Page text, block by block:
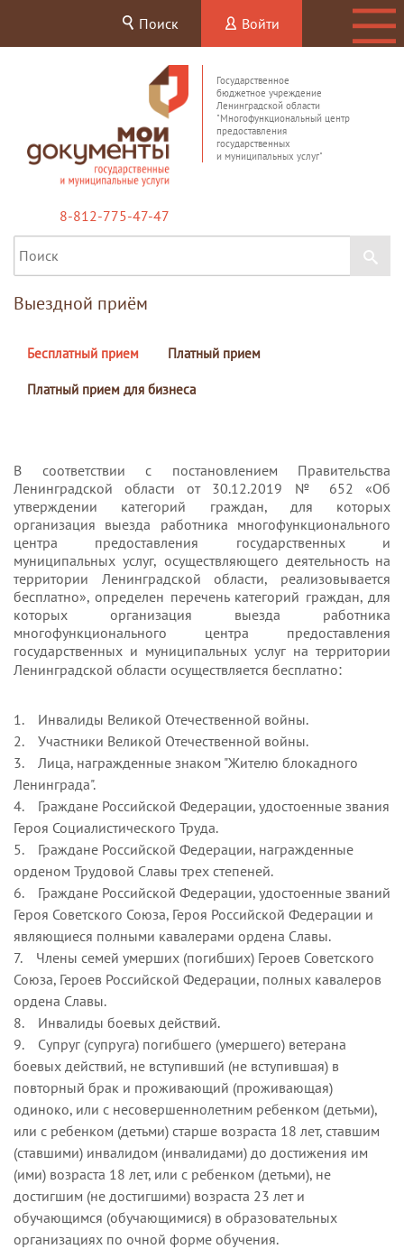
Поиск Войти
Государственное
бюджетное учреждение
Ленинградской области
"Многофункциональный центр
предоставления
государственных
и муниципальных услуг"
8-812-775-47-47
Выездной приём
Бесплатный прием Платный прием
Платный прием для бизнеса
В соответствии с постановлением Правительства
Ленинградской области от 30.12.2019 № 652 «Об
утверждении категорий граждан, для которых
организация выезда работника многофункционального
центра предоставления государственных и
муниципальных услуг, осуществляющего деятельность на
территории Ленинградской области, реализовывается
бесплатно», определен перечень категорий граждан, для
которых организация выезда работника
многофункционального центра предоставления
государственных и муниципальных услуг на территории
Ленинградской области осуществляется бесплатно:
1. Инвалиды Великой Отечественной войны.
2. Участники Великой Отечественной войны.
3. Лица, награжденные знаком "Жителю блокадного
Ленинграда".
4. Граждане Российской Федерации, удостоенные звания
Героя Социалистического Труда.
5. Граждане Российской Федерации, награжденные
орденом Трудовой Славы трех степеней.
6. Граждане Российской Федерации, удостоенные званий
Героя Советского Союза, Героя Российской Федерации и
являющиеся полными кавалерами ордена Славы.
7. Члены семей умерших (погибших) Героев Советского
Союза, Героев Российской Федерации, полных кавалеров
ордена Славы.
8. Инвалиды боевых действий.
9. Супруг (супруга) погибшего (умершего) ветерана
боевых действий, не вступивший (не вступившая) в
повторный брак и проживающий (проживающая)
одиноко, или с несовершеннолетним ребенком (детьми),
или с ребенком (детьми) старше возраста 18 лет, ставшим
(ставшими) инвалидом (инвалидами) до достижения им
(ими) возраста 18 лет, или с ребенком (детьми), не
достигшим (не достигшими) возраста 23 лет и
обучающимся (обучающимися) в образовательных
организациях по очной форме обучения.